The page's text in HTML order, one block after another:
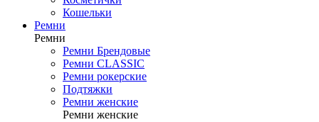
Кошельки
Ремни
Ремни
Ремни Брендовые
Ремни CLASSIC
Ремни рокерские
Подтяжки
Ремни женские
Ремни женские